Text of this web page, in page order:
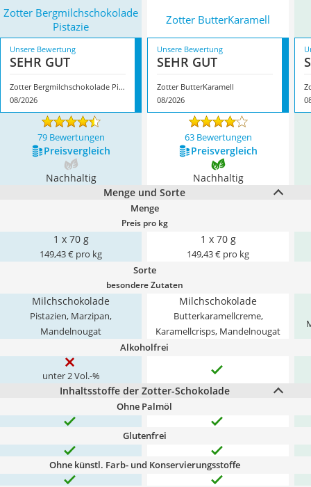
Zotter Bergmilchschokolade
Pistazie
Zotter ButterKaramell
Unsere Bewertung
SEHR GUT
Zotter Bergmilchschokolade Pistazie
08/2026
Unsere Bewertung
SEHR GUT
Zotter ButterKaramell
08/2026
79 Bewertungen 63 Bewertungen
Preis­vergleich Preis­vergleich
Nachhaltig
Nachhaltig
Menge und Sorte
Menge
Preis pro kg
1 x 70 g
149,43 € pro kg
1 x 70 g
149,43 € pro kg
Sorte
besondere Zutaten
Milchschokolade
Pistazien, Marzipan,
Mandelnougat
Milchschokolade
Butterkaramellcreme,
Karamellcrisps, Mandelnougat
Alkoholfrei
unter 2 Vol.-%
Inhaltsstoffe der Zotter-Schokolade
Ohne Palmöl
Glutenfrei
Ohne künstl. Farb- und Konservierungsstoffe